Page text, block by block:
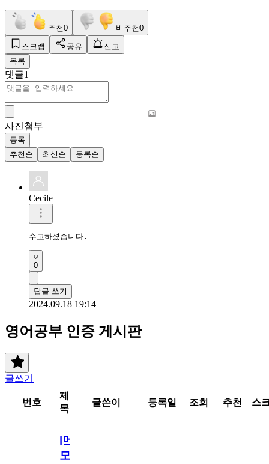
추천0 비추천0
스크랩 공유
신고
목록
댓글1
사진첨부
등록
추천순
최신순 등록순
Cecile
수고하셨습니다.
0
답글 쓰기
2024.09.18 19:14
영어공부 인증 게시판
글쓰기
번호
제
목
글쓴이 등록일 조회 추천 스
[메
모